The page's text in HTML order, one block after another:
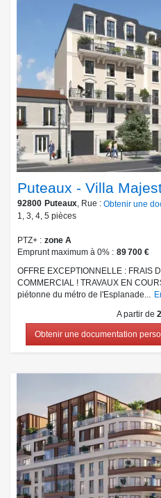
Puteaux - Villa
92800 Puteaux, Rue : Obtenir une
1, 3, 4, 5 pièces
PTZ+
zone A
Emprunt maximum à 0%
89 700 €
OFFRE EXCEPTIONNELLE : FRAIS
COMMERCIAL ! TRAVAUX EN
piétonne du métro de l'Esplanade...
A partir de
Obtenir une documentation